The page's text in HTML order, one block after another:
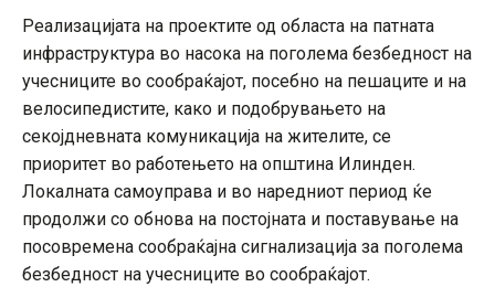
Реализацијата на проектите од областа на патната
инфраструктура во насока на поголема безбедност на
учесниците во сообраќајот, посебно на пешаците и на
велосипедистите, како и подобрувањето на
секојдневната комуникација на жителите, се
приоритет во работењето на општина Илинден.
Локалната самоуправа и во наредниот период ќе
продолжи со обнова на постојната и поставување на
посовремена сообраќајна сигнализација за поголема
безбедност на учесниците во сообраќајот.